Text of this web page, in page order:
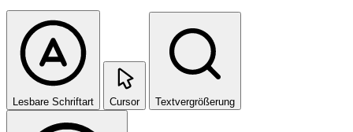
Lesbare Schriftart Cursor Textvergrößerung